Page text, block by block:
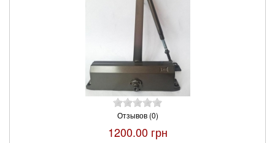
Отзывов (0)
1200.00 грн